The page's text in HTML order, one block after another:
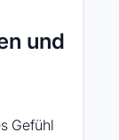
und
Gefühl